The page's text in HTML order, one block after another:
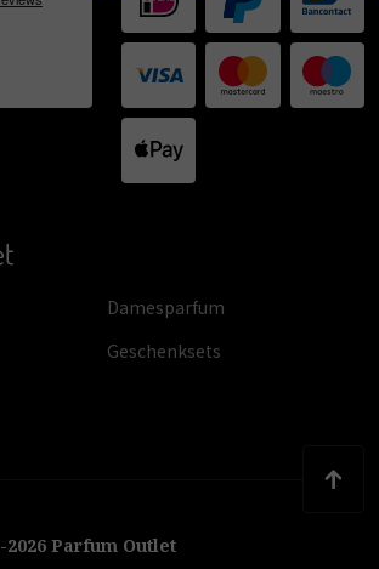
Damesparfum
Geschenksets
-2026 Parfum Outlet